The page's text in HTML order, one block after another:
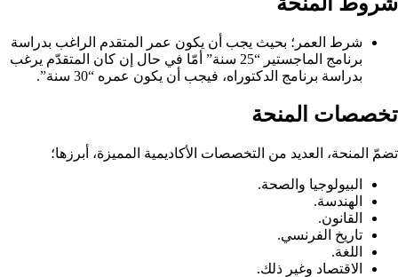
شرط العمر؛ بحيث يجب أن يكون عمر المتقدم الراغب بدراسة
برنامج الماجستير “25 سنة” أمّا في حال إن كان المتقدّم يرغب
بدراسة برنامج الدكتوراه، فيجب أن يكون عمره “30 سنة”.
تخصصات المنحة
تضمّ المنحة، العديد من التخصصات الأكاديمية المميزة، أبرزها؛
البيولوجيا والصحة.
الهندسة.
القانون.
تاريخ الفرنسي.
اللغة.
الاقتصاد وغير ذلك.